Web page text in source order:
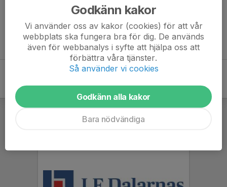
Inget referat skrivet
Godkänn kakor
Vi använder oss av kakor (cookies) för att vår
webbplats ska fungera bra för dig. De används
även för webbanalys i syfte att hjälpa oss att
förbättra våra tjänster.
Så använder vi cookies
Godkänn alla kakor
Bara nödvändiga